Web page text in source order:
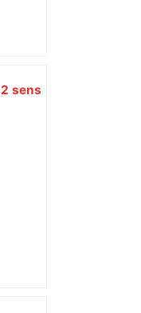
sens